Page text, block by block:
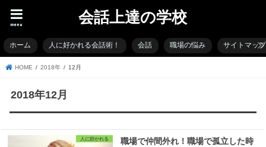
会話上達の学校
menu
ホーム 人に好かれる会話術！ 会話 職場の悩み サイトマップ
HOME 2018年 12月
2018年12月
人に好かれる
職場で仲間外れ！職場で孤立した時